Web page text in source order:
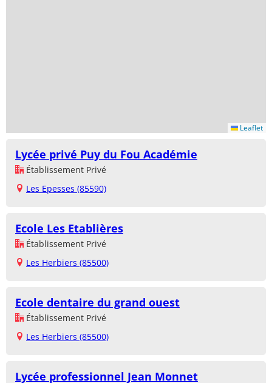
Leaflet
Lycée privé Puy du Fou Académie
Établissement Privé
Les Epesses (85590)
Ecole Les Etablières
Établissement Privé
Les Herbiers (85500)
Ecole dentaire du grand ouest
Établissement Privé
Les Herbiers (85500)
Lycée professionnel Jean Monnet